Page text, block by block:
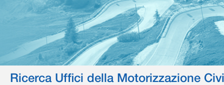
Ricerca Uffici della Motorizzazione